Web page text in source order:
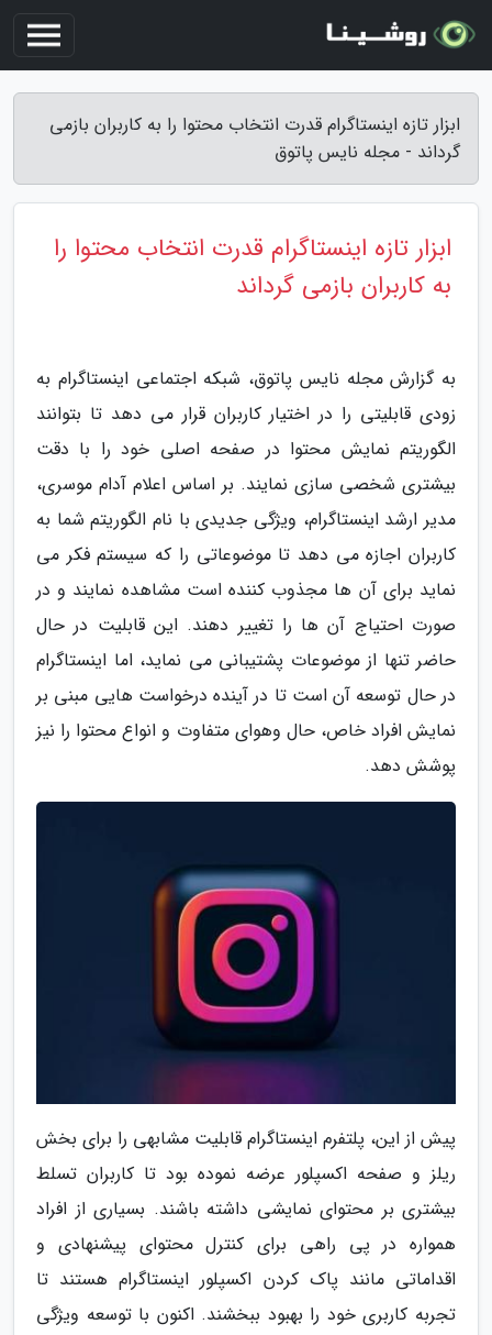
ابزار تازه اینستاگرام قدرت انتخاب محتوا را به کاربران بازمی
گرداند - مجله نایس پاتوق
ابزار تازه اینستاگرام قدرت انتخاب محتوا را
به کاربران بازمی گرداند
به گزارش مجله نایس پاتوق، شبکه اجتماعی اینستاگرام به
زودی قابلیتی را در اختیار کاربران قرار می دهد تا بتوانند
الگوریتم نمایش محتوا در صفحه اصلی خود را با دقت
بیشتری شخصی سازی نمایند. بر اساس اعلام آدام موسری،
مدیر ارشد اینستاگرام، ویژگی جدیدی با نام الگوریتم شما به
کاربران اجازه می دهد تا موضوعاتی را که سیستم فکر می
نماید برای آن ها مجذوب کننده است مشاهده نمایند و در
صورت احتیاج آن ها را تغییر دهند. این قابلیت در حال
حاضر تنها از موضوعات پشتیبانی می نماید، اما اینستاگرام
در حال توسعه آن است تا در آینده درخواست هایی مبنی بر
نمایش افراد خاص، حال وهوای متفاوت و انواع محتوا را نیز
پوشش دهد.
پیش از این، پلتفرم اینستاگرام قابلیت مشابهی را برای بخش
ریلز و صفحه اکسپلور عرضه نموده بود تا کاربران تسلط
بیشتری بر محتوای نمایشی داشته باشند. بسیاری از افراد
همواره در پی راهی برای کنترل محتوای پیشنهادی و
اقداماتی مانند پاک کردن اکسپلور اینستاگرام هستند تا
تجربه کاربری خود را بهبود ببخشند. اکنون با توسعه ویژگی